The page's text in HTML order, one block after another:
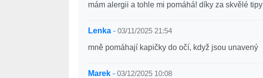
mám alergii a tohle mi pomáhá! díky za skvělé tipy
Lenka- 03/11/2025 21:54
mně pomáhají kapičky do očí, když jsou unavený
Marek- 03/12/2025 10:08